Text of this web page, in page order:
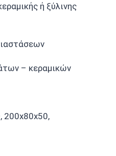
ή ξύλινης
– κεραμικών
200x80x50,